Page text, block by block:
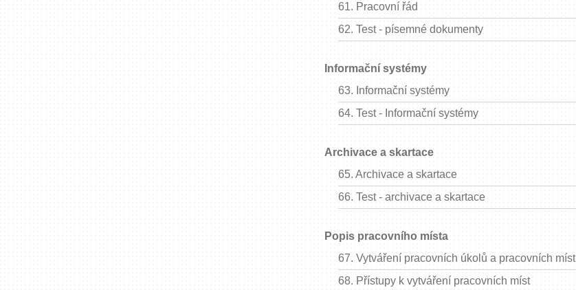
61. Pracovní řád
62. Test - písemné dokumenty
Informační systémy
63. Informační systémy
64. Test - Informační systémy
Archivace a skartace
65. Archivace a skartace
66. Test - archivace a skartace
Popis pracovního místa
67. Vytváření pracovních úkolů a pracovních míst
68. Přístupy k vytváření pracovních míst